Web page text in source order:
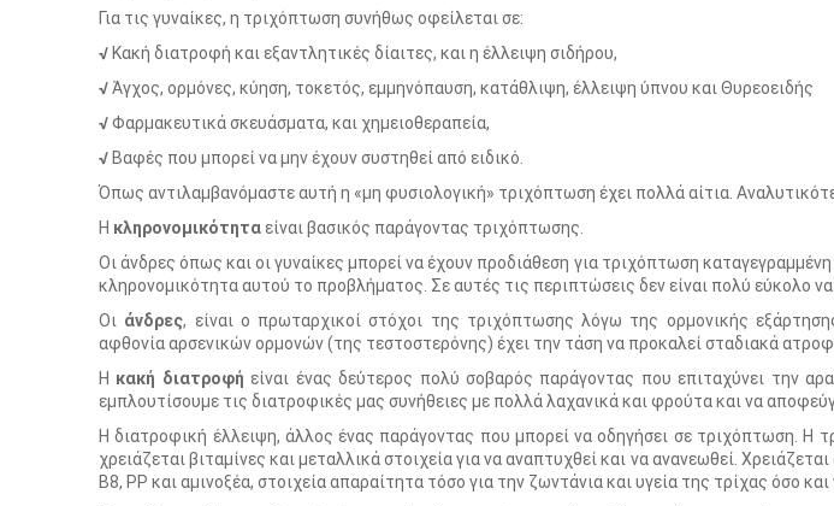
Για τις γυναίκες, η τριχόπτωση συνήθως οφείλεται σε:
√ Κακή διατροφή και εξαντλητικές δίαιτες, και η έλλειψη σιδήρου,
√Άγχος, ορμόνες, κύηση, τοκετός, εμμηνόπαυση, κατάθλιψη, έλλειψη ύπνου και Θυρεοειδής
√Φαρμακευτικά σκευάσματα, και χημειοθεραπεία,
√ Βαφές που μπορεί να μην έχουν συστηθεί από ειδικό.
Όπως αντιλαμβανόμαστε αυτή η «μη φυσιολογική» τριχόπτωση έχει πολλά αίτια.
Η κληρονομικότηταείναι βασικός παράγοντας τριχόπτωσης.
Οι άνδρες όπως και οι γυναίκες μπορεί να έχουν προδιάθεση για τριχόπτωση
κληρονομικότητα αυτού το προβλήματος. Σε αυτές τις περιπτώσεις δεν είναι πολύ εύκολο
Οι άνδρες, είναι ο πρωταρχικοί στόχοι της τριχόπτωσης λόγω της ορμονικής
αφθονία αρσενικών ορμονών (της τεστοστερόνης) έχει την τάση να προκαλεί σταδιακά
Η κακή διατροφήείναι ένας δεύτερος πολύ σοβαρός παράγοντας που επιταχύνει την
εμπλουτίσουμε τις διατροφικές μας συνήθειες με πολλά λαχανικά και φρούτα και να
Η διατροφική έλλειψη, άλλος ένας παράγοντας που μπορεί να οδηγήσει σε τριχόπτωση. Η
χρειάζεται βιταμίνες και μεταλλικά στοιχεία για να αναπτυχθεί και να ανανεωθεί.
Β8, ΡΡ και αμινοξέα, στοιχεία απαραίτητα τόσο για την ζωντάνια και υγεία της τρίχας όσο